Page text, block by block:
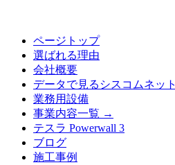
ページトップ
選ばれる理由
会社概要
データで見るシスコムネット
業務用設備
事業内容一覧 →
テスラ Powerwall 3
ブログ
施工事例